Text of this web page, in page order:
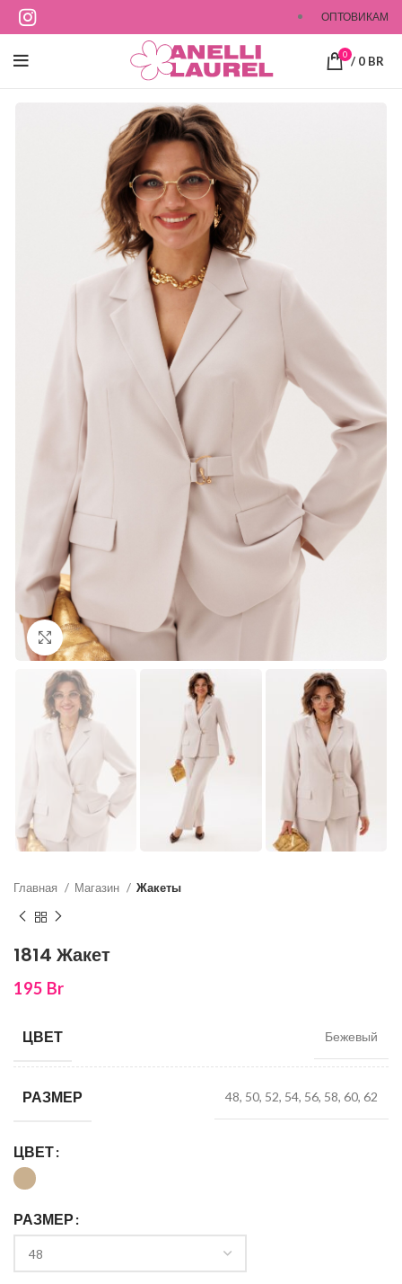
ОПТОВИКАМ
0 / 0 BR
Нажмите, чтобы увеличить изображение
Главная Магазин Жакеты
1814 Жакет
195 Br
ЦВЕТ Бежевый
РАЗМЕР 48, 50, 52, 54, 56, 58, 60, 62
ЦВЕТ
РАЗМЕР